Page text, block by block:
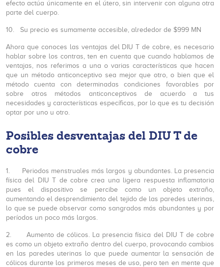
efecto actúa únicamente en el útero, sin intervenir con alguna otra
parte del cuerpo.
10. Su precio es sumamente accesible, alrededor de $999 MN
Ahora que conoces las ventajas del DIU T de cobre, es necesario
hablar sobre los contras, ten en cuenta que cuando hablamos de
ventajas, nos referimos a una o varias características que hacen
que un método anticonceptivo sea mejor que otro, o bien que el
método cuenta con determinadas condiciones favorables por
sobre otros métodos anticonceptivos de acuerdo a tus
necesidades y características específicas, por lo que es tu decisión
optar por uno u otro.
Posibles desventajas del DIU T de
cobre
1. Periodos menstruales más largos y abundantes. La presencia
física del DIU T de cobre crea una ligera respuesta inflamatoria
pues el dispositivo se percibe como un objeto extraño,
aumentando el desprendimiento del tejido de las paredes uterinas,
lo que se puede observar como sangrados más abundantes y por
períodos un poco más largos.
2. Aumento de cólicos. La presencia física del DIU T de cobre
es como un objeto extraño dentro del cuerpo, provocando cambios
en las paredes uterinas lo que puede aumentar la sensación de
cólicos durante los primeros meses de uso, pero ten en mente que